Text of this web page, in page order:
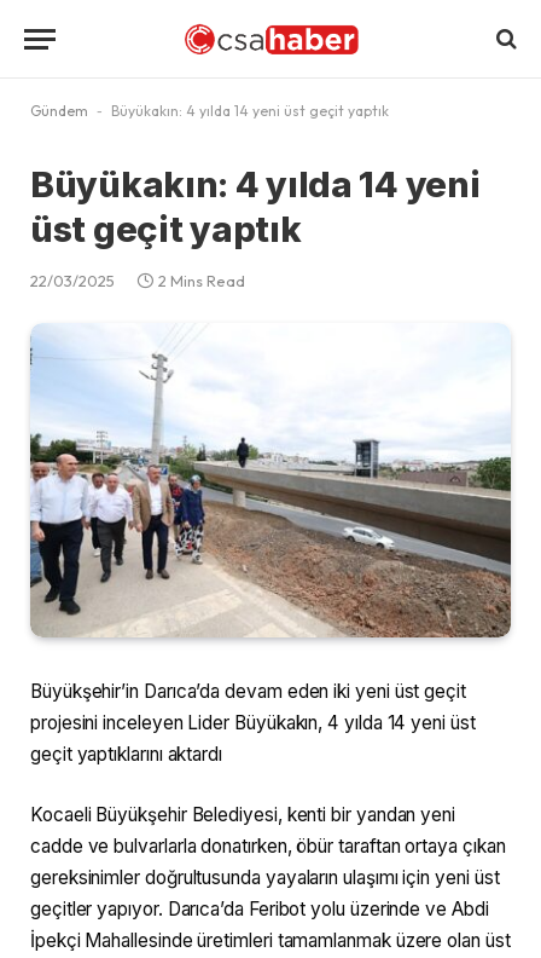
Gündem - Büyükakın: 4 yılda 14 yeni üst geçit yaptık
Büyükakın: 4 yılda 14 yeni
üst geçit yaptık
22/03/2025 2 Mins Read
Büyükşehir’in Darıca’da devam eden iki yeni üst geçit
projesini inceleyen Lider Büyükakın, 4 yılda 14 yeni üst
geçit yaptıklarını aktardı
Kocaeli Büyükşehir Belediyesi, kenti bir yandan yeni
cadde ve bulvarlarla donatırken, öbür taraftan ortaya çıkan
gereksinimler doğrultusunda yayaların ulaşımı için yeni üst
geçitler yapıyor. Darıca’da Feribot yolu üzerinde ve Abdi
İpekçi Mahallesinde üretimleri tamamlanmak üzere olan üst